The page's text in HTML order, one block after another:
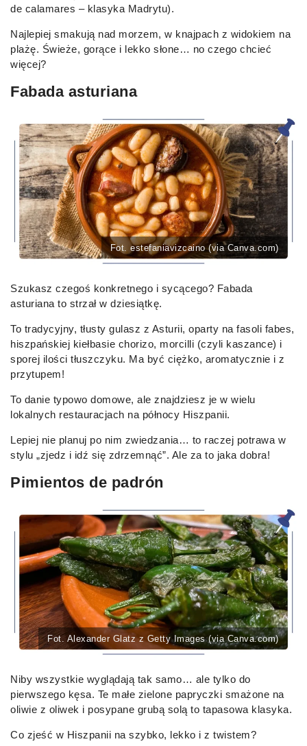
de calamares – klasyka Madrytu).
Najlepiej smakują nad morzem, w knajpach z widokiem na
plażę. Świeże, gorące i lekko słone… no czego chcieć
więcej?
Fabada asturiana
Fot. estefaniavizcaino (via Canva.com)
Szukasz czegoś konkretnego i sycącego? Fabada
asturiana to strzał w dziesiątkę.
To tradycyjny, tłusty gulasz z Asturii, oparty na fasoli fabes,
hiszpańskiej kiełbasie chorizo, morcilli (czyli kaszance) i
sporej ilości tłuszczyku. Ma być ciężko, aromatycznie i z
przytupem!
To danie typowo domowe, ale znajdziesz je w wielu
lokalnych restauracjach na północy Hiszpanii.
Lepiej nie planuj po nim zwiedzania… to raczej potrawa w
stylu „zjedz i idź się zdrzemnąć”. Ale za to jaka dobra!
Pimientos de padrón
Fot. Alexander Glatz z Getty Images (via Canva.com)
Niby wszystkie wyglądają tak samo… ale tylko do
pierwszego kęsa. Te małe zielone papryczki smażone na
oliwie z oliwek i posypane grubą solą to tapasowa klasyka.
Co zjeść w Hiszpanii na szybko, lekko i z twistem?